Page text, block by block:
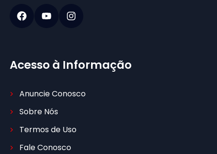
Acesso à Informação
Anuncie Conosco
Sobre Nós
Termos de Uso
Fale Conosco